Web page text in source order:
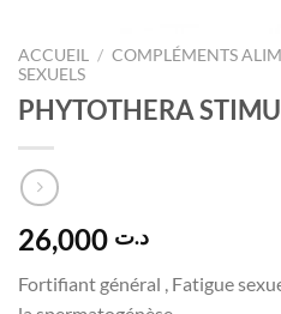
ACCUEIL / COMPLÉMENTS
SEXUELS
PHYTOTHERA
د.ت
Fortifiant général , Fatigue